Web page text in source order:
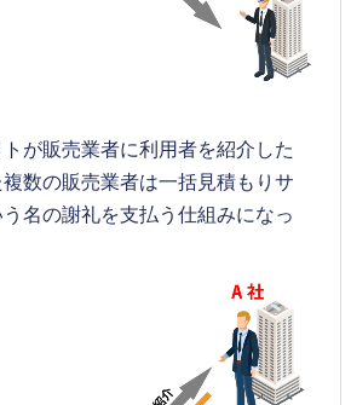
が販売業者に利用者を紹介した
数の販売業者は一括見積もりサ
名の謝礼を支払う仕組みになっ